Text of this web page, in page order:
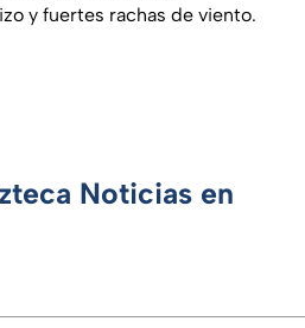
y fuertes rachas de viento.
Noticias en